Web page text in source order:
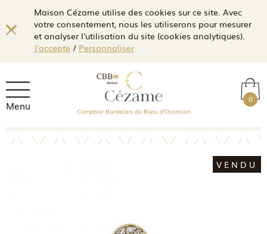
Maison Cézame utilise des cookies sur ce site. Avec
votre consentement, nous les utiliserons pour mesurer
et analyser l'utilisation du site (cookies analytiques).
J'accepte/ Personnaliser
Menu 0
Comptoir Bordelais du Bijou d'Occasion
VENDU